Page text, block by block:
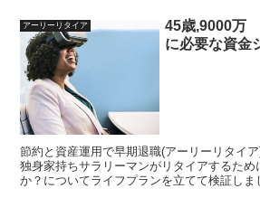
アーリーリタイア
45歳,9000万
に必要な資金
節約と資産運用で早期退職(アーリーリタイア
独身家持ちサラリーマンがリタイアするた
か？についてライフプランを立てて検証しま